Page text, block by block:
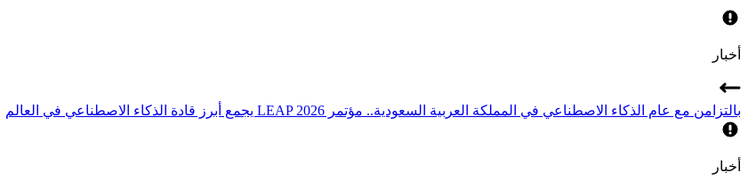
أخبار
بالتزامن مع عام الذكاء الاصطناعي في المملكة العربية السعودية.. مؤتمر LEAP 2026 يجمع أبرز قادة الذكاء الاصطناعي في العالم
أخبار